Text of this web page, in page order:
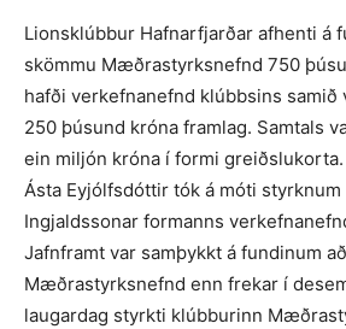
Lionsklúbbur Hafnarfjarðar afhenti á
skömmu Mæðra­styrksnefnd 750
hafði verkefnanefnd klúbbsins samið
250 þúsund króna framlag. Samtals
ein miljón króna í formi greiðslukorta.
Ásta Eyjólfsdóttir tók á móti
In­gjalds­sonar formanns
Jafnframt var samþykkt á fundinum
Mæðrastyrksnefnd enn frekar í
laugardag styrkti klúbburinn